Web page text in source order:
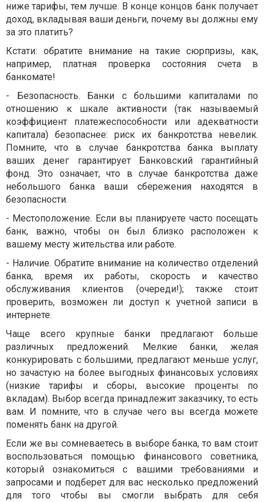
ниже тарифы, тем лучше. В конце концов банк получает
доход, вкладывая ваши деньги, почему вы должны ему
за это платить?
Кстати: обратите внимание на такие сюрпризы, как,
например, платная проверка состояния счета в
банкомате!
- Безопасность. Банки с большими капиталами по
отношению к шкале активности (так называемый
коэффициент платежеспособности или адекватности
капитала) безопаснее: риск их банкротства невелик.
Помните, что в случае банкротства банка выплату
ваших денег гарантирует Банковский гарантийный
фонд. Это означает, что в случае банкротства даже
небольшого банка ваши сбережения находятся в
безопасности.
- Местоположение. Если вы планируете часто посещать
банк, важно, чтобы он был близко расположен к
вашему месту жительства или работе.
- Наличие. Обратите внимание на количество отделений
банка, время их работы, скорость и качество
обслуживания клиентов (очереди!); также стоит
проверить, возможен ли доступ к учетной записи в
интернете.
Чаще всего крупные банки предлагают больше
различных предложений. Мелкие банки, желая
конкурировать с большими, предлагают меньше услуг,
но зачастую на более выгодных финансовых условиях
(низкие тарифы и сборы, высокие проценты по
вкладам). Выбор всегда принадлежит заказчику, то есть
вам. И помните, что в случае чего вы всегда можете
поменять банк на другой.
Если же вы сомневаетесь в выборе банка, то вам стоит
воспользоваться помощью финансового советника,
который ознакомиться с вашими требованиями и
запросами и подберет для вас несколько предложений
для того чтобы вы смогли выбрать для себя